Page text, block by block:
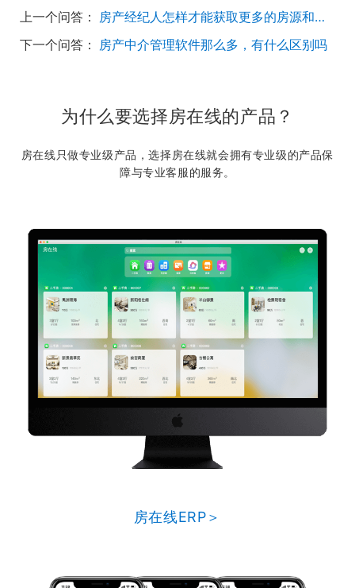
上一个问答：
房产经纪人怎样才能获取更多的房源和客户资源？
下一个问答： 房产中介管理软件那么多，有什么区别吗
为什么要选择房在线的产品？
房在线只做专业级产品，选择房在线就会拥有专业级的产品保
障与专业客服的服务。
房在线ERP＞